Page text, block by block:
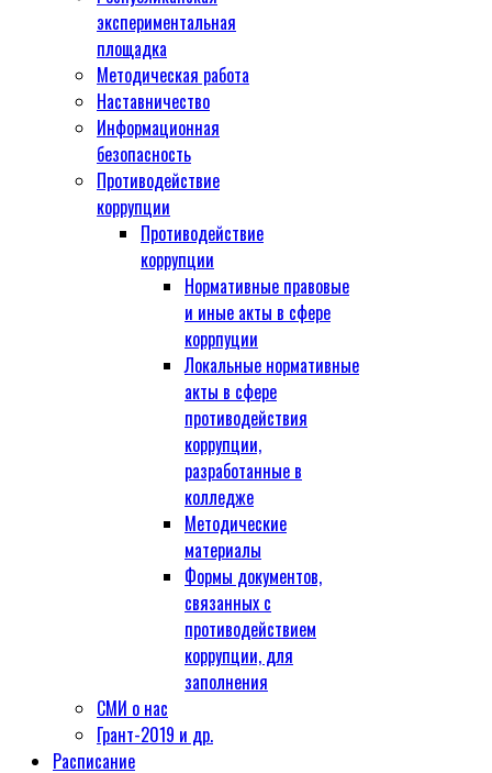
экспериментальная
площадка
Методическая работа
Наставничество
Информационная
безопасность
Противодействие
коррупции
Противодействие
коррупции
Нормативные правовые
и иные акты в сфере
коррпуции
Локальные нормативные
акты в сфере
противодействия
коррупции,
разработанные в
колледже
Методические
материалы
Формы документов,
связанных с
противодействием
коррупции, для
заполнения
СМИ о нас
Грант-2019 и др.
Расписание